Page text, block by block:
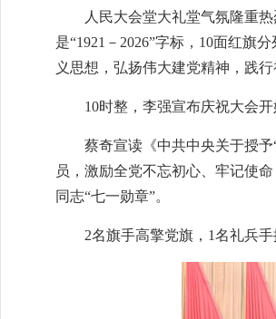
人民大会堂大礼堂气氛隆重
是“1921－2026”字标，10面红旗
义思想，弘扬伟大建党精神，践
10时整，李强宣布庆祝大会
蔡奇宣读《中共中央关于授
员，激励全党不忘初心、牢记使
同志“七一勋章”。
2名旗手高擎党旗，1名礼兵